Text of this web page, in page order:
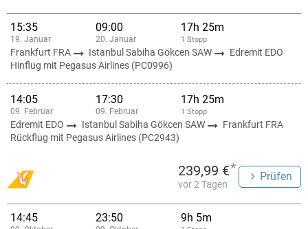
15:35
19. Januar
09:00
20. Januar
17h 25m
1 Stopp
Frankfurt FRA Istanbul Sabiha Gökcen SAW
Edremit EDO
Hinflug mit Pegasus Airlines (PC0996)
14:05
09. Februar
17:30
09. Februar
17h 25m
1 Stopp
Edremit EDO Istanbul Sabiha Gökcen SAW
Frankfurt FRA
Rückflug mit Pegasus Airlines (PC2943)
239,99 €*
vor 2 Tagen
Prüfen
14:45 23:50 9h 5m